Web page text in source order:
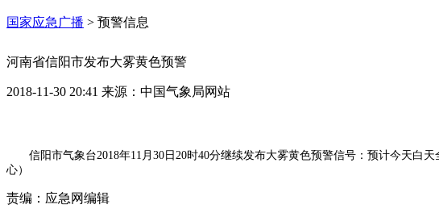
国家应急广播 > 预警信息
河南省信阳市发布大雾黄色预警
2018-11-30 20:41 来源： 中国气象局网站
信阳市气象台2018年11月30日20时40分继续发布大雾黄色预警信号：预计今天白
心）
责编： 应急网编辑